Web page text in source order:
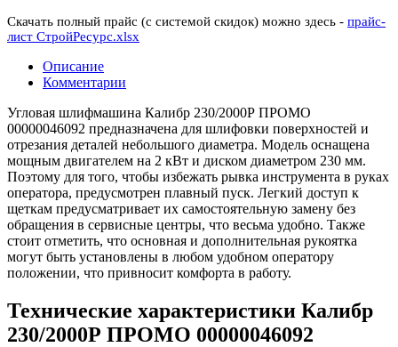
Скачать полный прайс (с системой скидок) можно здесь - прайс-
лист СтройРесурс.xlsx
Описание
Комментарии
Угловая шлифмашина Калибр 230/2000Р ПРОМО
00000046092 предназначена для шлифовки поверхностей и
отрезания деталей небольшого диаметра. Модель оснащена
мощным двигателем на 2 кВт и диском диаметром 230 мм.
Поэтому для того, чтобы избежать рывка инструмента в руках
оператора, предусмотрен плавный пуск. Легкий доступ к
щеткам предусматривает их самостоятельную замену без
обращения в сервисные центры, что весьма удобно. Также
стоит отметить, что основная и дополнительная рукоятка
могут быть установлены в любом удобном оператору
положении, что привносит комфорта в работу.
Технические характеристики Калибр
230/2000Р ПРОМО 00000046092